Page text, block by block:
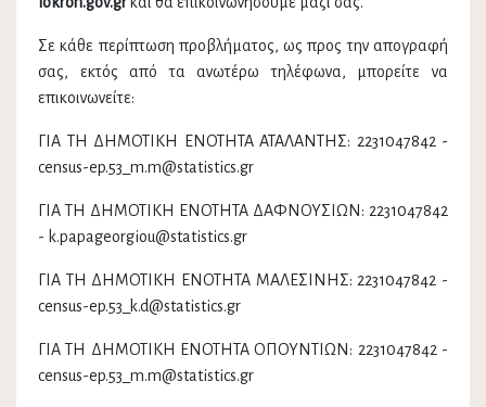
Σε κάθε περίπτωση προβλήματος, ως προς την απογραφή
σας, εκτός από τα ανωτέρω τηλέφωνα, μπορείτε να
επικοινωνείτε:
ΓΙΑ ΤΗ ΔΗΜΟΤΙΚΗ ΕΝΟΤΗΤΑ ΑΤΑΛΑΝΤΗΣ: 2231047842 -
census-ep.53_m.m@statistics.gr
ΓΙΑ ΤΗ ΔΗΜΟΤΙΚΗ ΕΝΟΤΗΤΑ ΔΑΦΝΟΥΣΙΩΝ: 2231047842
- k.papageorgiou@statistics.gr
ΓΙΑ ΤΗ ΔΗΜΟΤΙΚΗ ΕΝΟΤΗΤΑ ΜΑΛΕΣΙΝΗΣ: 2231047842 -
census-ep.53_k.d@statistics.gr
ΓΙΑ ΤΗ ΔΗΜΟΤΙΚΗ ΕΝΟΤΗΤΑ ΟΠΟΥΝΤΙΩΝ: 2231047842 -
census-ep.53_m.m@statistics.gr